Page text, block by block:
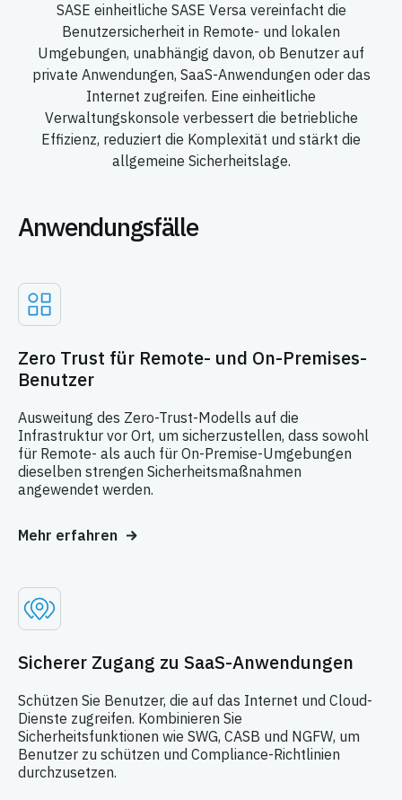
SASE einheitliche SASE Versa vereinfacht die
Benutzersicherheit in Remote- und lokalen
Umgebungen, unabhängig davon, ob Benutzer auf
private Anwendungen, SaaS-Anwendungen oder das
Internet zugreifen. Eine einheitliche
Verwaltungskonsole verbessert die betriebliche
Effizienz, reduziert die Komplexität und stärkt die
allgemeine Sicherheitslage.
Anwendungsfälle
Zero Trust für Remote- und On-Premises-
Benutzer
Ausweitung des Zero-Trust-Modells auf die
Infrastruktur vor Ort, um sicherzustellen, dass sowohl
für Remote- als auch für On-Premise-Umgebungen
dieselben strengen Sicherheitsmaßnahmen
angewendet werden.
Mehr erfahren
Sicherer Zugang zu SaaS-Anwendungen
Schützen Sie Benutzer, die auf das Internet und Cloud-
Dienste zugreifen. Kombinieren Sie
Sicherheitsfunktionen wie SWG, CASB und NGFW, um
Benutzer zu schützen und Compliance-Richtlinien
durchzusetzen.